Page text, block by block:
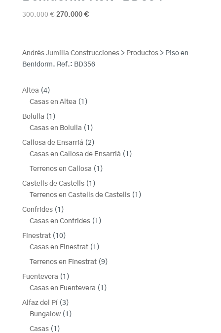
300.000€ El
270.000 €El
Andrés Jumilla Construcciones> Productos> Piso en
Benidorm. Ref.: BD356
Altea 44
productos
Casas en Altea 1 1
Bolulla 1 1
producto
Casas en Bolulla 1 1
producto
Callosa de Ensarriá 22
productos
Casas en Callosa de Ensarriá 1 1
Terrenos en Callosa 1 1
Castells de Castells 1 1
producto
Terrenos en Castells de Castells 1 1
Confrides 1 1
producto
Casas en Confrides 1 1
Finestrat 1010
productos
Casas en Finestrat 1 1
producto
Terrenos en Finestrat 99
Fuentevera 1 1
producto
Casas en Fuentevera 1 1
Alfaz del Pí 33
productos
Bungalow 1 1
Casas 1 1